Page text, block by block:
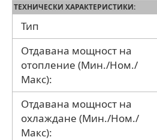
ТЕХНИЧЕСКИ ХАРАКТЕРИСТИКИ:
Тип
Отдавана мощност на
отопление (Мин./Ном./
Макс):
Отдавана мощност на
охлаждане (Мин./Ном./
Макс):